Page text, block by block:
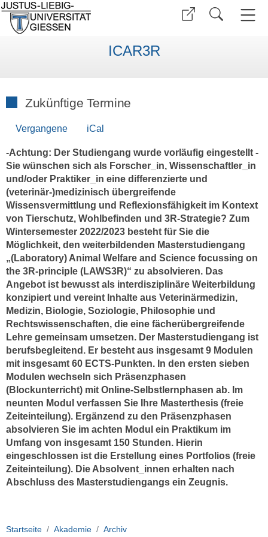
ICAR3R
Zukünftige Termine
Vergangene iCal
-Achtung: Der Studiengang wurde vorläufig eingestellt -
Sie wünschen sich als Forscher_in, Wissenschaftler_in
und/oder Praktiker_in eine differenzierte und
(veterinär-)medizinisch übergreifende
Wissensvermittlung und Reflexionsfähigkeit im Kontext
von Tierschutz, Wohlbefinden und 3R-Strategie? Zum
Wintersemester 2022/2023 besteht für Sie die
Möglichkeit, den weiterbildenden Masterstudiengang
„(Laboratory) Animal Welfare and Science focussing on
the 3R-principle (LAWS3R)“ zu absolvieren. Das
Angebot ist bewusst als interdisziplinäre Weiterbildung
konzipiert und vereint Inhalte aus Veterinärmedizin,
Medizin, Biologie, Soziologie, Philosophie und
Rechtswissenschaften, die eine fächerübergreifende
Lehre gemeinsam umsetzen. Der Masterstudiengang ist
berufsbegleitend. Er besteht aus insgesamt 9 Modulen
mit insgesamt 60 ECTS-Punkten. In den ersten sieben
Modulen wechseln sich Präsenzphasen
(Blockunterricht) mit Online-Selbstlernphasen ab. Im
neunten Modul verfassen Sie Ihre Masterthesis (freie
Zeiteinteilung). Ergänzend zu den Präsenzphasen
absolvieren Sie im achten Modul ein Praktikum im
Umfang von insgesamt 150 Stunden. Hierin
eingeschlossen ist die Erstellung eines Portfolios (freie
Zeiteinteilung). Die Absolvent_innen erhalten nach
Abschluss des Masterstudiengangs ein Zeugnis.
Startseite Akademie Archiv